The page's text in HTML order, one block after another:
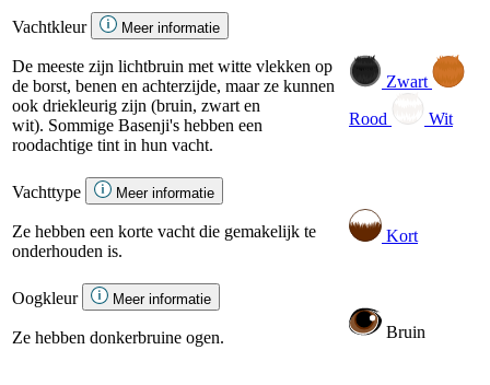
Vachtkleur
Meer informatie
De meeste zijn lichtbruin met witte vlekken op
de borst, benen en achterzijde, maar ze kunnen
ook driekleurig zijn (bruin, zwart en
wit). Sommige Basenji's hebben een
roodachtige tint in hun vacht.
Zwart
Rood
Wit
Vachttype Meer informatie
Ze hebben een korte vacht die gemakelijk te
onderhouden is.
Kort
Oogkleur Meer informatie
Ze hebben donkerbruine ogen. Bruin